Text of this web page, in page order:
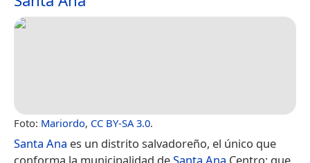
Foto: Mariordo, CC BY-SA 3.0.
Santa Ana es un distrito salvadoreño, el único que